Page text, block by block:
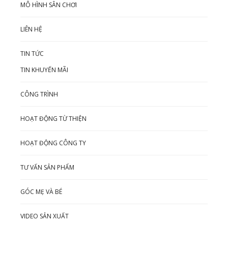
MÔ HÌNH SÂN CHƠI
LIÊN HỆ
TIN TỨC
TIN KHUYẾN MÃI
CÔNG TRÌNH
HOẠT ĐỘNG TỪ THIỆN
HOẠT ĐỘNG CÔNG TY
TƯ VẤN SẢN PHẨM
GÓC MẸ VÀ BÉ
VIDEO SẢN XUẤT